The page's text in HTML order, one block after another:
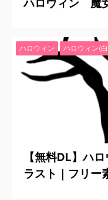
ハロウィン 魔
ハロウィン ハロウィン(
【無料DL】ハ
ラスト｜フリー